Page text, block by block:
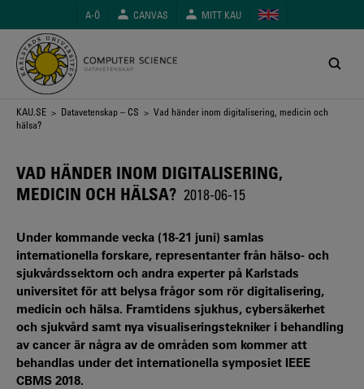
huvudinnehåll
A-Ö CANVAS MITT KAU
Länkstig
KAU.SE > Datavetenskap – CS > Vad händer inom digitalisering, medicin och
hälsa?
VAD HÄNDER INOM DIGITALISERING,
MEDICIN OCH HÄLSA? 2018-06-15
Under kommande vecka (18-21 juni) samlas
internationella forskare, representanter från hälso- och
sjukvårdssektorn och andra experter på Karlstads
universitet för att belysa frågor som rör digitalisering,
medicin och hälsa. Framtidens sjukhus, cybersäkerhet
och sjukvård samt nya visualiseringstekniker i behandling
av cancer är några av de områden som kommer att
behandlas under det internationella symposiet IEEE
CBMS 2018.